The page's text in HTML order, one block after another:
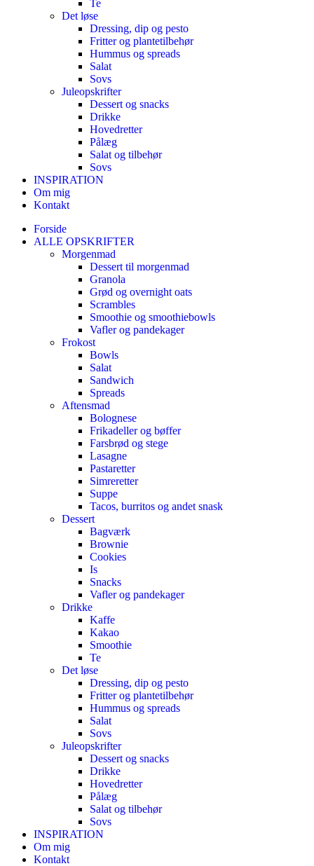
Te
Det løse
Dressing, dip og pesto
Fritter og plantetilbehør
Hummus og spreads
Salat
Sovs
Juleopskrifter
Dessert og snacks
Drikke
Hovedretter
Pålæg
Salat og tilbehør
Sovs
INSPIRATION
Om mig
Kontakt
Forside
ALLE OPSKRIFTER
Morgenmad
Dessert til morgenmad
Granola
Grød og overnight oats
Scrambles
Smoothie og smoothiebowls
Vafler og pandekager
Frokost
Bowls
Salat
Sandwich
Spreads
Aftensmad
Bolognese
Frikadeller og bøffer
Farsbrød og stege
Lasagne
Pastaretter
Simreretter
Suppe
Tacos, burritos og andet snask
Dessert
Bagværk
Brownie
Cookies
Is
Snacks
Vafler og pandekager
Drikke
Kaffe
Kakao
Smoothie
Te
Det løse
Dressing, dip og pesto
Fritter og plantetilbehør
Hummus og spreads
Salat
Sovs
Juleopskrifter
Dessert og snacks
Drikke
Hovedretter
Pålæg
Salat og tilbehør
Sovs
INSPIRATION
Om mig
Kontakt